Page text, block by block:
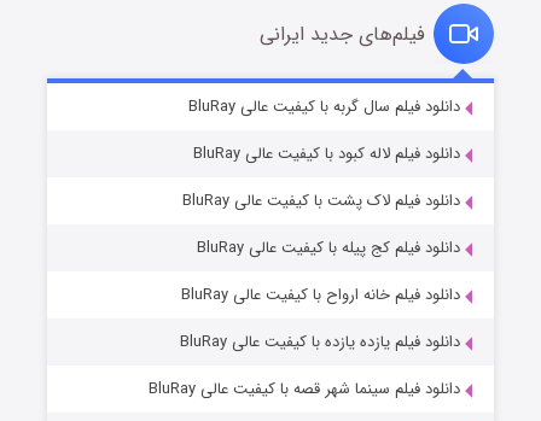
قسمت۷ (زیرنویس) منتشر شد
فیلم‌های جدید ایرانی
دانلود فیلم سال گربه با کیفیت عالی BluRay
دانلود فیلم لاله کبود با کیفیت عالی BluRay
دانلود فیلم لاک پشت با کیفیت عالی BluRay
دانلود فیلم کج‌ پیله با کیفیت عالی BluRay
دانلود فیلم خانه ارواح با کیفیت عالی BluRay
دانلود فیلم یازده یازده با کیفیت عالی BluRay
دانلود فیلم سینما شهر قصه با کیفیت عالی BluRay